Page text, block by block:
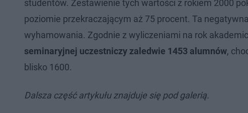
studentów. Zestawienie tych wartości z rokiem 2000
poziomie przekraczającym aż 75 procent. Ta
wyhamowania. Zgodnie z wyliczeniami na rok
seminaryjnej uczestniczy zaledwie 1453 alumnów,
blisko 1600.
Dalsza część artykułu znajduje się pod galerią.